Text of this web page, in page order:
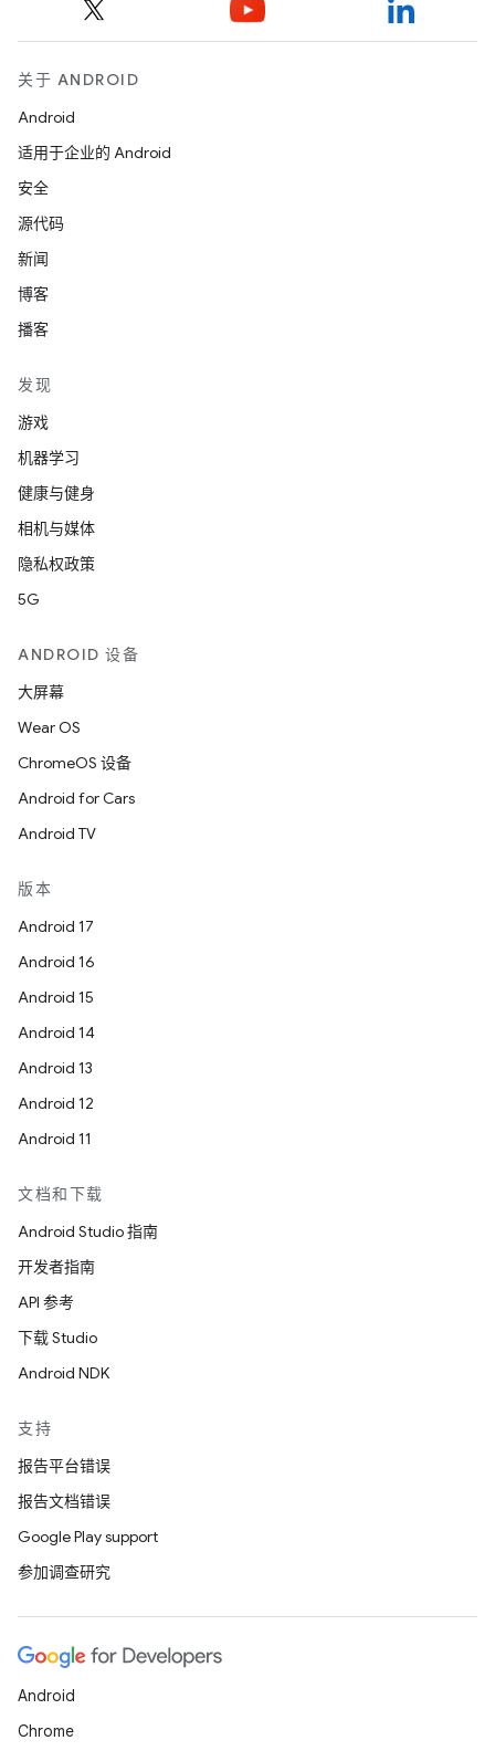
关于 ANDROID
Android
适用于企业的 Android
安全
源代码
新闻
博客
播客
发现
游戏
机器学习
健康与健身
相机与媒体
隐私权政策
5G
ANDROID 设备
大屏幕
Wear OS
ChromeOS 设备
Android for Cars
Android TV
版本
Android 17
Android 16
Android 15
Android 14
Android 13
Android 12
Android 11
文档和下载
Android Studio 指南
开发者指南
API 参考
下载 Studio
Android NDK
支持
报告平台错误
报告文档错误
Google Play support
参加调查研究
Android
Chrome